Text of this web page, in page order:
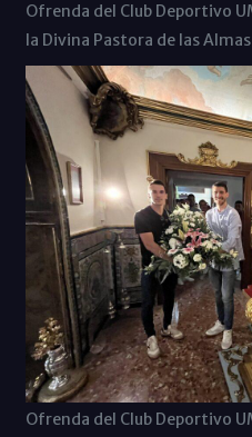
Ofrenda del Club Deportivo
la Divina Pastora de las Almas
Ofrenda del Club Deportivo